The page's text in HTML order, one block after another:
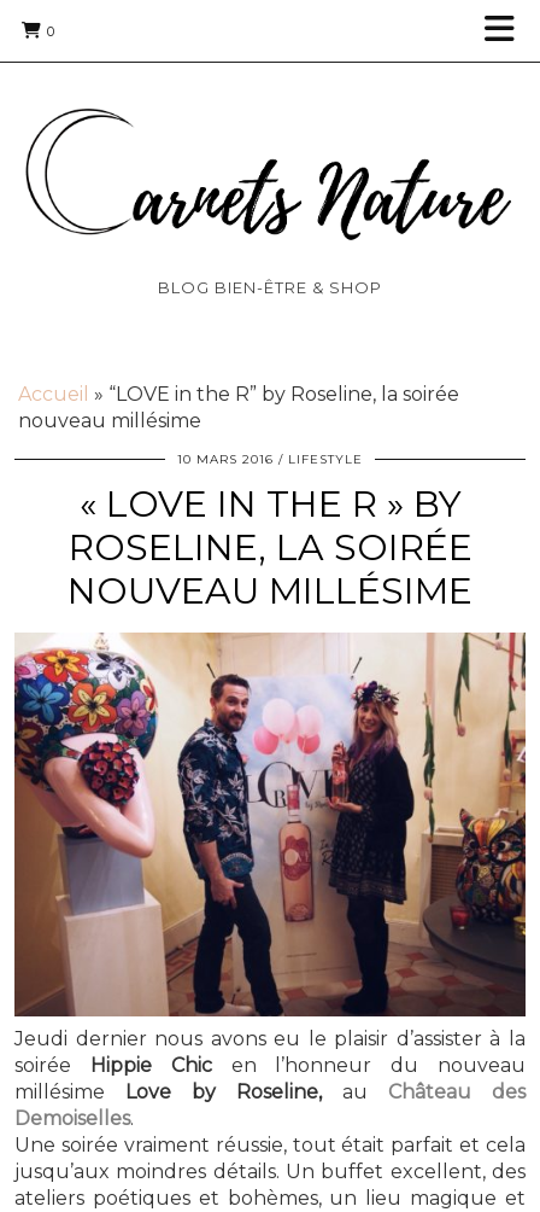
0
BLOG BIEN-ÊTRE & SHOP
Accueil » “LOVE in the R” by Roseline, la soirée
nouveau millésime
10 MARS 2016 LIFESTYLE
« LOVE IN THE R » BY
ROSELINE, LA SOIRÉE
NOUVEAU MILLÉSIME
Jeudi dernier nous avons eu le plaisir d’assister à la
soirée
Hippie Chicen l’honneur du nouveau
millésime Love by Roseline, au
Château des
Demoiselles.
Une soirée vraiment réussie, tout était parfait et cela
jusqu’aux moindres détails. Un buffet excellent, des
ateliers poétiques et bohèmes, un lieu magique et